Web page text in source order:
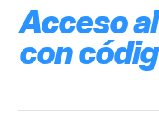
Acceso
con